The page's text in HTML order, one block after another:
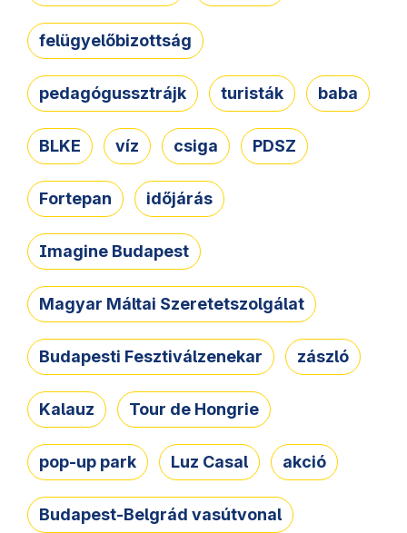
felügyelőbizottság
pedagógussztrájk turisták baba
BLKE víz csiga PDSZ
Fortepan időjárás
Imagine Budapest
Magyar Máltai Szeretetszolgálat
Budapesti Fesztiválzenekar zászló
Kalauz Tour de Hongrie
pop-up park Luz Casal akció
Budapest-Belgrád vasútvonal